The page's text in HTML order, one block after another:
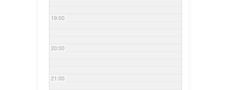
19:00
20:00
21:00